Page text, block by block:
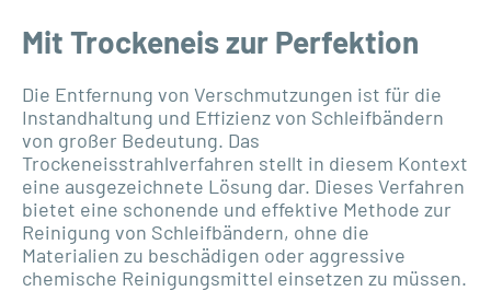
Mit Trockeneis zur Perfektion
Die Entfernung von Verschmutzungen ist für die
Instandhaltung und Effizienz von Schleifbändern
von großer Bedeutung. Das
Trockeneisstrahlverfahren stellt in diesem Kontext
eine ausgezeichnete Lösung dar. Dieses Verfahren
bietet eine schonende und effektive Methode zur
Reinigung von Schleifbändern, ohne die
Materialien zu beschädigen oder aggressive
chemische Reinigungsmittel einsetzen zu müssen.